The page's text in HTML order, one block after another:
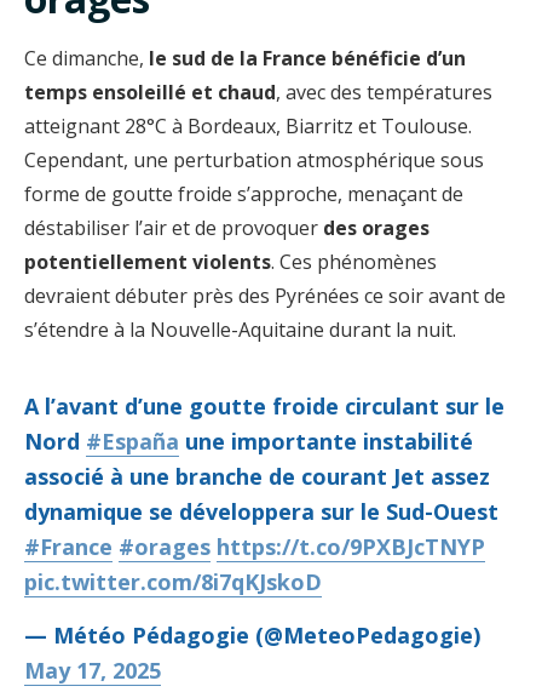
Ce dimanche, le sud de la France bénéficie d’un
temps ensoleillé et chaud, avec des températures
atteignant 28°C à Bordeaux, Biarritz et Toulouse.
Cependant, une perturbation atmosphérique sous
forme de goutte froide s’approche, menaçant de
déstabiliser l’air et de provoquer des orages
potentiellement violents. Ces phénomènes
devraient débuter près des Pyrénées ce soir avant de
s’étendre à la Nouvelle-Aquitaine durant la nuit.
A l’avant d’une goutte froide circulant sur le
Nord #España une importante instabilité
associé à une branche de courant Jet assez
dynamique se développera sur le Sud-Ouest
#France #orages https://t.co/9PXBJcTNYP
pic.twitter.com/8i7qKJskoD
— Météo Pédagogie (@MeteoPedagogie)
May 17, 2025